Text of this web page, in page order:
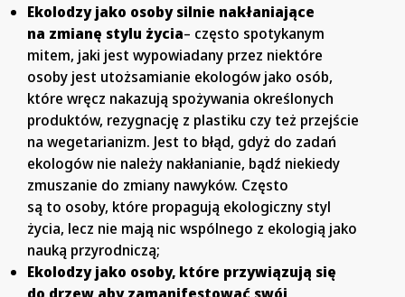
Ekolodzy jako osoby silnie nakłaniające
na zmianę stylu życia– często spotykanym
mitem, jaki jest wypowiadany przez niektóre
osoby jest utożsamianie ekologów jako osób,
które wręcz nakazują spożywania określonych
produktów, rezygnację z plastiku czy też przejście
na wegetarianizm. Jest to błąd, gdyż do zadań
ekologów nie należy nakłanianie, bądź niekiedy
zmuszanie do zmiany nawyków. Często
są to osoby, które propagują ekologiczny styl
życia, lecz nie mają nic wspólnego z ekologią jako
nauką przyrodniczą;
Ekolodzy jako osoby, które przywiązują się